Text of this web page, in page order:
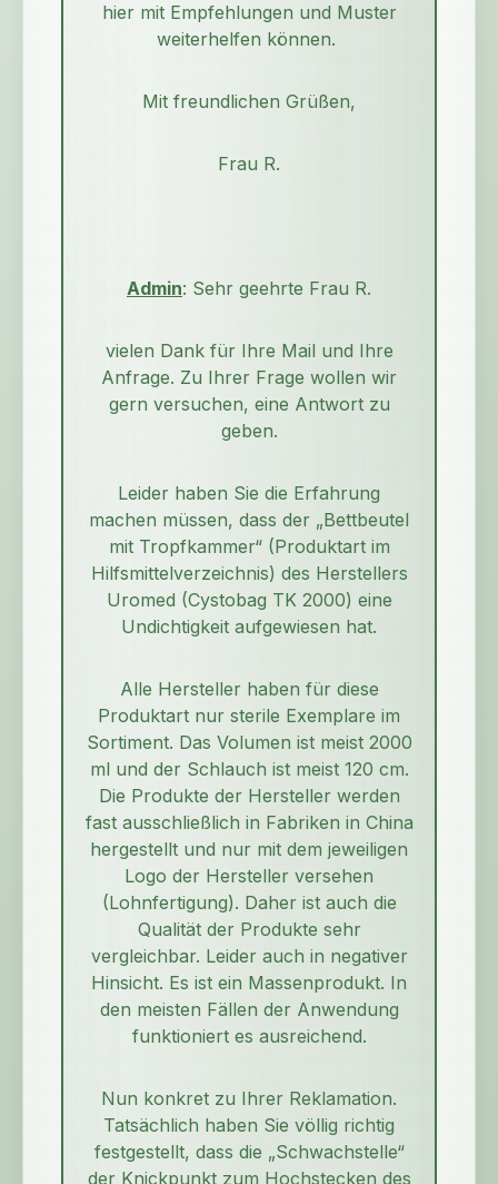
hier mit Empfehlungen und Muster
weiterhelfen können.
Mit freundlichen Grüßen,
Frau R.
Admin: Sehr geehrte Frau R.
vielen Dank für Ihre Mail und Ihre
Anfrage. Zu Ihrer Frage wollen wir
gern versuchen, eine Antwort zu
geben.
Leider haben Sie die Erfahrung
machen müssen, dass der „Bettbeutel
mit Tropfkammer“ (Produktart im
Hilfsmittelverzeichnis) des Herstellers
Uromed (Cystobag TK 2000) eine
Undichtigkeit aufgewiesen hat.
Alle Hersteller haben für diese
Produktart nur sterile Exemplare im
Sortiment. Das Volumen ist meist 2000
ml und der Schlauch ist meist 120 cm.
Die Produkte der Hersteller werden
fast ausschließlich in Fabriken in China
hergestellt und nur mit dem jeweiligen
Logo der Hersteller versehen
(Lohnfertigung). Daher ist auch die
Qualität der Produkte sehr
vergleichbar. Leider auch in negativer
Hinsicht. Es ist ein Massenprodukt. In
den meisten Fällen der Anwendung
funktioniert es ausreichend.
Nun konkret zu Ihrer Reklamation.
Tatsächlich haben Sie völlig richtig
festgestellt, dass die „Schwachstelle“
der Knickpunkt zum Hochstecken des